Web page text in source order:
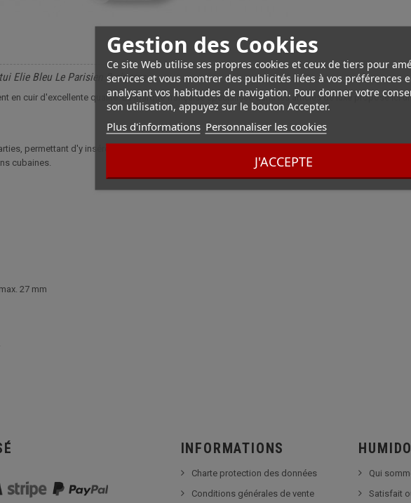
Gestion des Cookies
Ce site Web utilise ses propres cookies et ceux de tiers pour
services et vous montrer des publicités liées à vos préférences
analysant vos habitudes de navigation. Pour donner votre
son utilisation, appuyez sur le bouton Accepter.
Plus d'informations Personnaliser les cookies
J'ACCEPTE
Elie Bleu Le Parisien 2 cigares
en cuir d'excellente qualité. La marque française spécialisée dans les articles de luxe propose ici un
permettant d'y insérer deux cigares, de diamètre maximal 27 mm. L'extérieur est joliment décoré
cubaines.
27 mm
INFORMATIONS
Charte protection des données
Conditions générales de vente
Qui
Satisfait